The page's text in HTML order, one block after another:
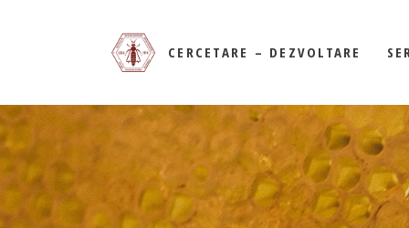
CERCETARE – DEZVOLTARE
PROIECTE DE CERCETARE
DE
PROIECTE DE CERCETARE